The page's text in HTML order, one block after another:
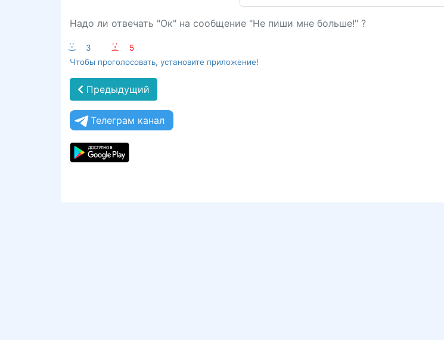
Надо ли отвечать "Ок" на сообщение "Не пиши мне больше!" ?
:-) 3 :-(
5
Чтобы проголосовать, установите приложение!
Предыдущий
Телеграм канал